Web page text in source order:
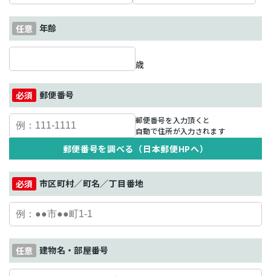
年齢
歳
郵便番号
郵便番号を入力頂くと
自動で住所が入力されます
郵便番号を調べる（日本郵便HPへ）
市区町村／町名／丁目番地
建物名・部屋番号